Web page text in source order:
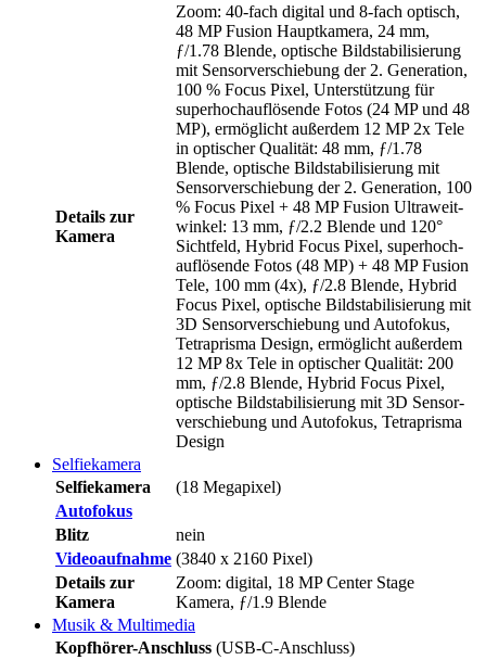
Details zur
Kamera
Zoom: 40-fach digital und 8-fach optisch,
48 MP Fusion Haupt­kamera, 24 mm,
ƒ/1.78 Blende, optische Bild­stabilisierung
mit Sensor­verschiebung der 2. Gene­ra­tion,
100 % Focus Pixel, Unter­stüt­zung für
super­hoch­auflösende Fotos (24 MP und 48
MP), ermög­licht außer­dem 12 MP 2x Tele
in optischer Qualität: 48 mm, ƒ/1.78
Blende, optische Bild­stabilisierung mit
Sensor­verschiebung der 2. Gene­ra­tion, 100
% Focus Pixel + 48 MP Fusion Ultra­weit­
winkel: 13 mm, ƒ/2.2 Blende und 120°
Sichtfeld, Hybrid Focus Pixel, superhoch­
auflösende Fotos (48 MP) + 48 MP Fusion
Tele, 100 mm (4x), ƒ/2.8 Blende, Hybrid
Focus Pixel, optische Bild­stabilisierung mit
3D Sensor­verschiebung und Auto­fokus,
Tetraprisma Design, ermög­licht außer­dem
12 MP 8x Tele in optischer Qualität: 200
mm, ƒ/2.8 Blende, Hybrid Focus Pixel,
optische Bild­stabilisierung mit 3D Sensor­
verschiebung und Auto­fokus, Tetraprisma
Design
Selfiekamera
Selfiekamera
(18 Megapixel)
Autofokus
Blitz
nein
Videoaufnahme (3840 x 2160 Pixel)
Details zur
Kamera
Zoom: digital, 18 MP Center Stage
Kamera, ƒ/1.9 Blende
Musik & Multimedia
Kopfhörer-Anschluss (USB-C-Anschluss)